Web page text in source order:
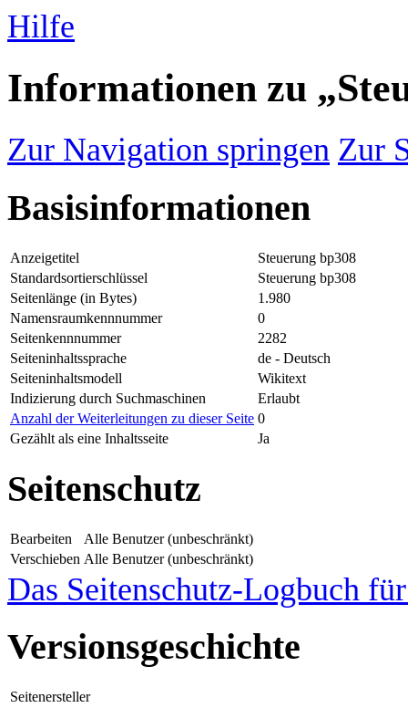
Hilfe
Informationen zu
Zur Navigation springen Zur
Basisinformationen
Anzeigetitel
Steuerung bp308
Standardsortierschlüssel
Steuerung bp308
Seitenlänge (in Bytes)
1.980
Namensraumkennnummer
0
Seitenkennnummer
2282
Seiteninhaltssprache
de - Deutsch
Seiteninhaltsmodell
Wikitext
Indizierung durch Suchmaschinen
Erlaubt
Anzahl der Weiterleitungen zu dieser Seite 0
Gezählt als eine Inhaltsseite
Ja
Seitenschutz
Bearbeiten
Alle Benutzer (unbeschränkt)
Verschieben Alle Benutzer (unbeschränkt)
Das Seitenschutz-Logbuch
Versionsgeschichte
Seitenersteller